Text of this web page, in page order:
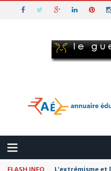
FLASH INFO L’extrémisme et